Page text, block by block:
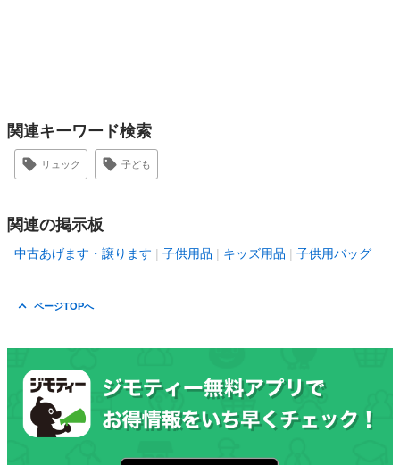
関連キーワード検索
リュック 子ども
関連の掲示板
中古あげます・譲ります 子供用品 キッズ用品 子供用バッグ
ページTOPへ